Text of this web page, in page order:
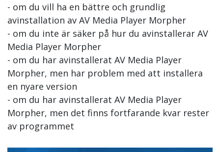
- om du vill ha en bättre och grundlig
avinstallation av AV Media Player Morpher
- om du inte är säker på hur du avinstallerar AV
Media Player Morpher
- om du har avinstallerat AV Media Player
Morpher, men har problem med att installera
en nyare version
- om du har avinstallerat AV Media Player
Morpher, men det finns fortfarande kvar rester
av programmet